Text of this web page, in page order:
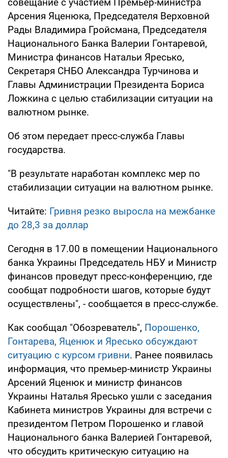
Арсения Яценюка, Председателя Верховной
Рады Владимира Гройсмана, Председателя
Национального Банка Валерии Гонтаревой,
Министра финансов Натальи Яресько,
Секретаря СНБО Александра Турчинова и
Главы Администрации Президента Бориса
Ложкина с целью стабилизации ситуации на
валютном рынке.
Об этом передает пресс-служба Главы
государства.
"В результате наработан комплекс мер по
стабилизации ситуации на валютном рынке.
Читайте: Гривня резко выросла на межбанке
до 28,3 за доллар
Сегодня в 17.00 в помещении Национального
банка Украины Председатель НБУ и Министр
финансов проведут пресс-конференцию, где
сообщат подробности шагов, которые будут
осуществлены", - сообщается в пресс-службе.
Как сообщал "Обозреватель", Порошенко,
Гонтарева, Яценюк и Яресько обсуждают
ситуацию с курсом гривни. Ранее появилась
информация, что премьер-министр Украины
Арсений Яценюк и министр финансов
Украины Наталья Яресько ушли с заседания
Кабинета министров Украины для встречи с
президентом Петром Порошенко и главой
Национального банка Валерией Гонтаревой,
что обсудить критическую ситуацию на